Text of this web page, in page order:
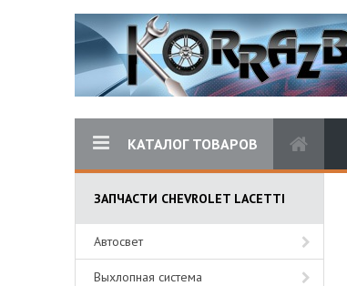
КАТАЛОГ ТОВАРОВ
ЗАПЧАСТИ CHEVROLET LACETTI
Автосвет
Выхлопная система